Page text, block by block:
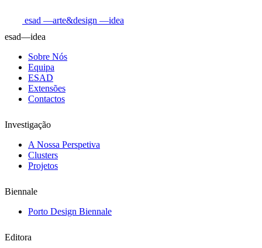
esad —arte&design —idea
esad—idea
Sobre Nós
Equipa
ESAD
Extensões
Contactos
Investigação
A Nossa Perspetiva
Clusters
Projetos
Biennale
Porto Design Biennale
Editora